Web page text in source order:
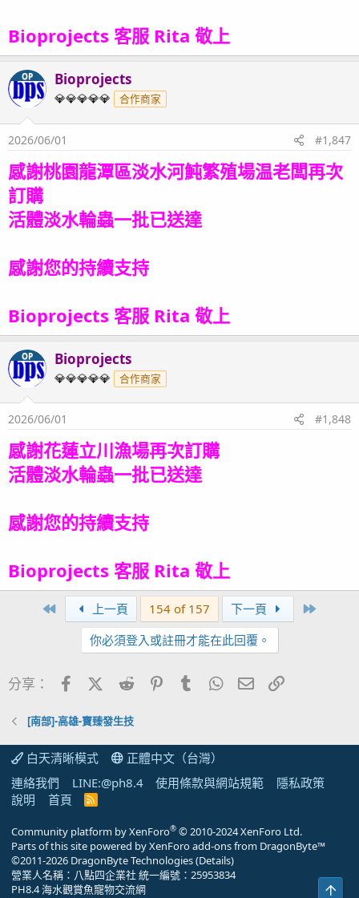
Bioprojects 客服 Rita 敬上
OP Bioprojects
💎💎💎💎💎 合作商家
2026/06/01 #1,847
感謝桃園龍潭區淡水河魨繁殖場温老闆再次
訂購
活體淡水輪蟲一批已送達
感謝您的持續支持
Bioprojects 客服 Rita 敬上
OP Bioprojects
💎💎💎💎💎 合作商家
2026/06/01 #1,848
感謝花蓮立川漁場再次訂購
活體淡水輪蟲一批已送達
感謝您的持續支持
Bioprojects 客服 Rita 敬上
First 上一頁 154 of 157 下一頁
你必須登入或註冊才能在此回覆。
分享： FacebookX (Twitter)
Reddit PinterestTumblrWhatsApp電子郵件
[南部]-高雄-寶臻發生技
白天清晰模式
正體中文（台灣）
連絡我們
LINE:@ph8.4 使用條款與網站規範
隱私政策
說明
首頁
R
Community platform by XenForo® © 2010-2024 XenForo Ltd.
Parts of this site powered byXenForo add-ons from DragonByte™
©2011-2026 DragonByte Technologies(Details)
營業人名稱：八點四企業社 統一編號：25953834
PH8.4 海水觀賞魚寵物交流網
上方